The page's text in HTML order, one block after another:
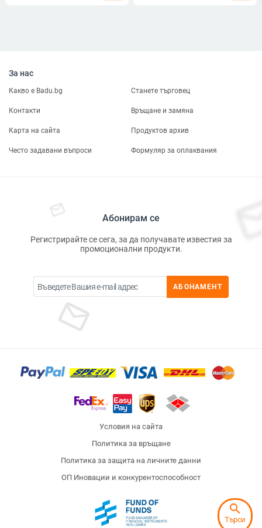
За нас
Какво е Badu.bg Станете търговец
Контакти Връщане и замяна
Карта на сайта Продуктов архив
Често задавани въпроси Формуляр за оплаквания
Абонирам се
Регистрирайте се сега, за да получавате известия за
промоционални продукти.
АБОНАМЕНТ
Условия на сайта
Политика за връщане
Политика за защита на личните данни
ОП Иновации и конкурентоспособност
search
Търси